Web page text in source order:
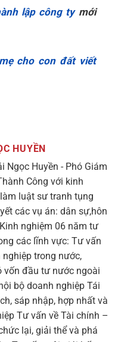
lập công tymới
cho con đất viết
HUYỀN
Ngọc Huyền - Phó Giám
Công với kinh
luật sư tranh tụng
các vụ án: dân sự,hôn
nghiệm 06 năm tư
các lĩnh vực: Tư vấn
trong nước,
vốn đầu tư nước ngoài
bộ doanh nghiệp Tái
sáp nhập, hợp nhất và
Tư vấn về Tài chính –
lại, giải thể và phá